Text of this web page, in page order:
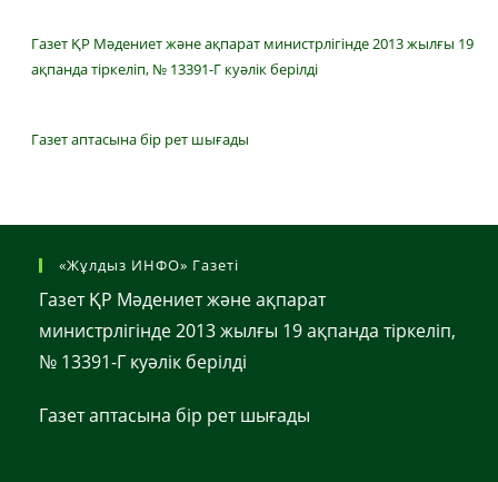
Газет ҚР Мәдениет және ақпарат министрлігінде 2013 жылғы 19
ақпанда тіркеліп, № 13391-Г куәлік берілді
Газет аптасына бір рет шығады
«Жұлдыз ИНФО» Газеті
Газет ҚР Мәдениет және ақпарат
министрлігінде 2013 жылғы 19 ақпанда тіркеліп,
№ 13391-Г куәлік берілді
Газет аптасына бір рет шығады